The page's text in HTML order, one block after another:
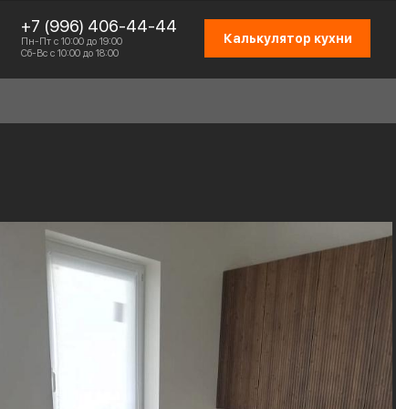
+7 (996) 406-44-44
Пн-Пт с 10:00 до 19:00
Сб-Вс с 10:00 до 18:00
Калькулятор кухни
СХЕМА РАБОТЫ
ОТЗЫВЫ КЛИЕНТОВ